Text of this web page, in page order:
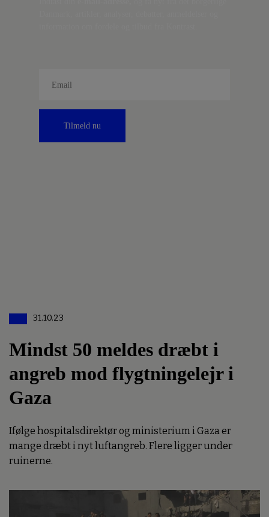
Tilmeld nu
31.10.23
Mindst 50 meldes dræbt i
angreb mod flygtningelejr i
Gaza
Ifølge hospitalsdirektør og ministerium i Gaza er
mange dræbt i nyt luftangreb. Flere ligger under
ruinerne.